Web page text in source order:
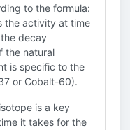
to the formula:
the activity at time
decay
the natural
is specific to the
or Cobalt-60).
is a key
it takes for the